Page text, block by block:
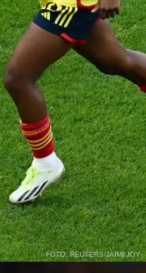
FOTO: REUTERS/JAIMI JOY